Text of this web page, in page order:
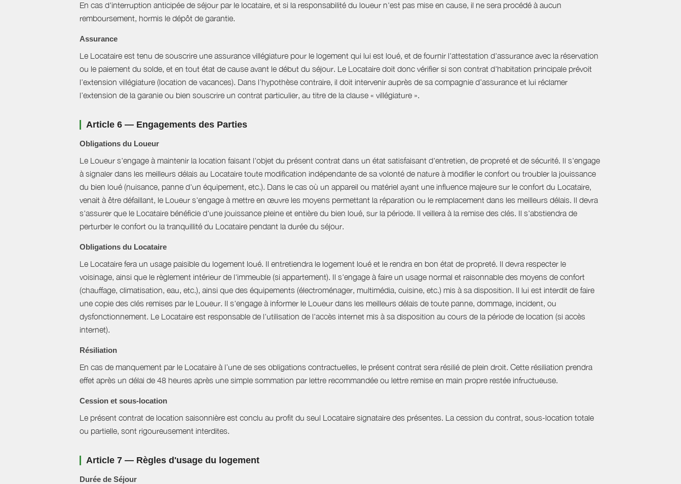
En cas d'interruption anticipée de séjour par le locataire, et si la responsabilité du loueur n'est pas mise en cause, il ne sera procédé à aucun
remboursement, hormis le dépôt de garantie.
Assurance
Le Locataire est tenu de souscrire une assurance villégiature pour le logement qui lui est loué, et de fournir l'attestation d'assurance avec la réservation
ou le paiement du solde, et en tout état de cause avant le début du séjour. Le Locataire doit donc vérifier si son contrat d'habitation principale prévoit
l’extension villégiature (location de vacances). Dans l’hypothèse contraire, il doit intervenir auprès de sa compagnie d’assurance et lui réclamer
l’extension de la garanie ou bien souscrire un contrat particulier, au titre de la clause « villégiature ».
Article 6 — Engagements des Parties
Obligations du Loueur
Le Loueur s'engage à maintenir la location faisant l'objet du présent contrat dans un état satisfaisant d'entretien, de propreté et de sécurité. Il s'engage
à signaler dans les meilleurs délais au Locataire toute modification indépendante de sa volonté de nature à modifier le confort ou troubler la jouissance
du bien loué (nuisance, panne d'un équipement, etc.). Dans le cas où un appareil ou matériel ayant une influence majeure sur le confort du Locataire,
venait à être défaillant, le Loueur s'engage à mettre en œuvre les moyens permettant la réparation ou le remplacement dans les meilleurs délais. Il devra
s'assurer que le Locataire bénéficie d'une jouissance pleine et entière du bien loué, sur la période. Il veillera à la remise des clés. Il s'abstiendra de
perturber le confort ou la tranquillité du Locataire pendant la durée du séjour.
Obligations du Locataire
Le Locataire fera un usage paisible du logement loué. Il entretiendra le logement loué et le rendra en bon état de propreté. Il devra respecter le
voisinage, ainsi que le règlement intérieur de l'immeuble (si appartement). Il s'engage à faire un usage normal et raisonnable des moyens de confort
(chauffage, climatisation, eau, etc.), ainsi que des équipements (électroménager, multimédia, cuisine, etc.) mis à sa disposition. Il lui est interdit de faire
une copie des clés remises par le Loueur. Il s'engage à informer le Loueur dans les meilleurs délais de toute panne, dommage, incident, ou
dysfonctionnement. Le Locataire est responsable de l'utilisation de l'accès internet mis à sa disposition au cours de la période de location (si accès
internet).
Résiliation
En cas de manquement par le Locataire à l’une de ses obligations contractuelles, le présent contrat sera résilié de plein droit. Cette résiliation prendra
effet après un délai de 48 heures après une simple sommation par lettre recommandée ou lettre remise en main propre restée infructueuse.
Cession et sous-location
Le présent contrat de location saisonnière est conclu au profit du seul Locataire signataire des présentes. La cession du contrat, sous-location totale
ou partielle, sont rigoureusement interdites.
Article 7 — Règles d'usage du logement
Durée de Séjour